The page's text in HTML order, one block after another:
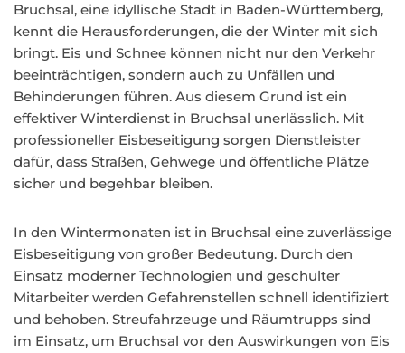
Bruchsal, eine idyllische Stadt in Baden-Württemberg,
kennt die Herausforderungen, die der Winter mit sich
bringt. Eis und Schnee können nicht nur den Verkehr
beeinträchtigen, sondern auch zu Unfällen und
Behinderungen führen. Aus diesem Grund ist ein
effektiver Winterdienst in Bruchsal unerlässlich. Mit
professioneller Eisbeseitigung sorgen Dienstleister
dafür, dass Straßen, Gehwege und öffentliche Plätze
sicher und begehbar bleiben.
In den Wintermonaten ist in Bruchsal eine zuverlässige
Eisbeseitigung von großer Bedeutung. Durch den
Einsatz moderner Technologien und geschulter
Mitarbeiter werden Gefahrenstellen schnell identifiziert
und behoben. Streufahrzeuge und Räumtrupps sind
im Einsatz, um Bruchsal vor den Auswirkungen von Eis